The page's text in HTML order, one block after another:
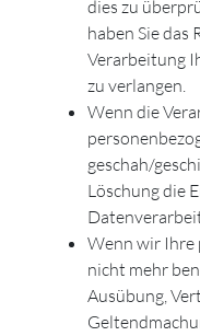
dies zu
haben Sie das
Verarbeitung
zu verlangen.
Wenn die
geschah/
Löschung die
Wenn wir Ihre
nicht mehr
Ausübung,